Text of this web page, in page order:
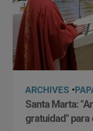
ARCHIVES •
Santa Marta:
gratuidad" para